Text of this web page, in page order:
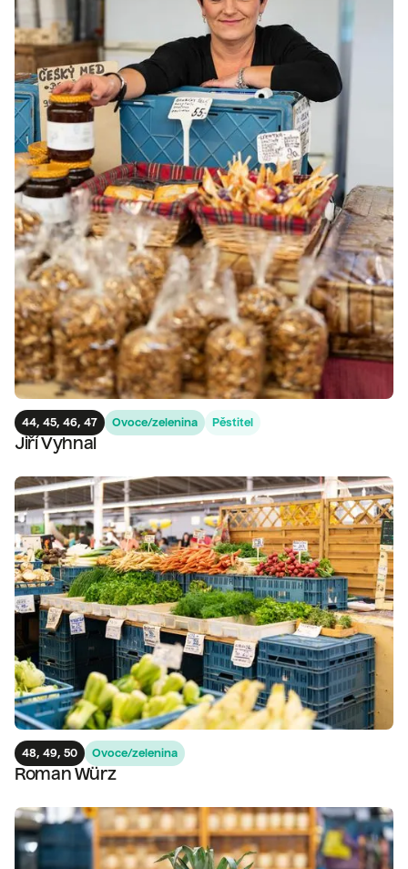
44, 45, 46, 47 Ovoce/zelenina Pěstitel
Jiří Vyhnal
48, 49, 50 Ovoce/zelenina
Roman Würz